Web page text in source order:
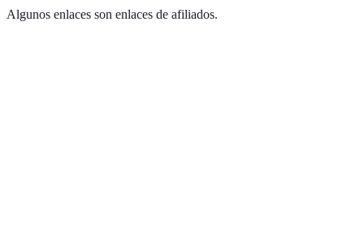
Algunos enlaces son enlaces de afiliados.